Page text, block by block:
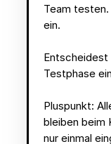
Team
ein.
Entscheidest
Testphase
Pluspunkt:
bleiben beim
nur einmal